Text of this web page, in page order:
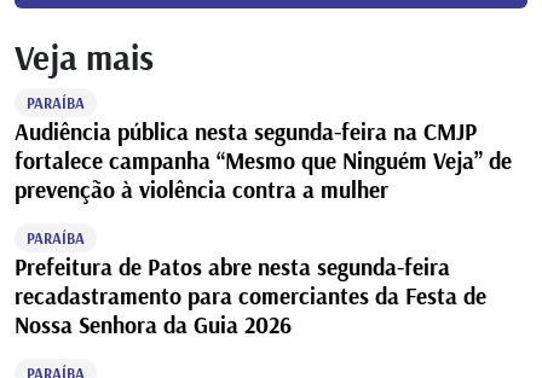
Veja mais
PARAÍBA
Audiência pública nesta segunda-feira na CMJP
fortalece campanha “Mesmo que Ninguém Veja” de
prevenção à violência contra a mulher
PARAÍBA
Prefeitura de Patos abre nesta segunda-feira
recadastramento para comerciantes da Festa de
Nossa Senhora da Guia 2026
PARAÍBA